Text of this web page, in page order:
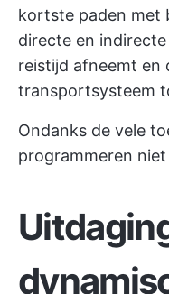
kortste paden met
directe en
reistijd afneemt en
transportsysteem
Ondanks de vele
programmeren